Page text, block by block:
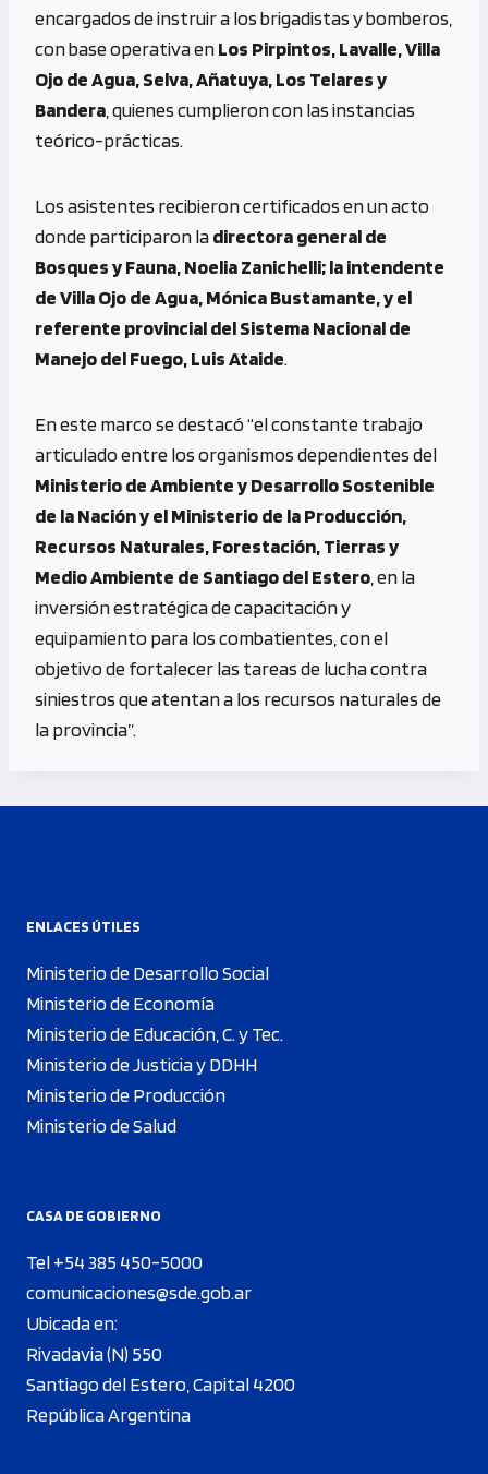
encargados de instruir a los brigadistas y bomberos,
con base operativa enLos Pirpintos, Lavalle, Villa
Ojo de Agua, Selva, Añatuya, Los Telares y
Bandera , quienes cumplieron con las instancias
teórico-prácticas.
Los asistentes recibieron certificados en un acto
donde participaron ladirectora general de
Bosques y Fauna, Noelia Zanichelli; la intendente
de Villa Ojo de Agua, Mónica Bustamante, y el
referente provincial del Sistema Nacional de
Manejo del Fuego, Luis Ataide.
En este marco se destacó “el constante trabajo
articulado entre los organismos dependientes del
Ministerio de Ambiente y Desarrollo Sostenible
de la Nación y el Ministerio de la Producción,
Recursos Naturales, Forestación, Tierras y
Medio Ambiente de Santiago del Estero , en la
inversión estratégica de capacitación y
equipamiento para los combatientes, con el
objetivo de fortalecer las tareas de lucha contra
siniestros que atentan a los recursos naturales de
la provincia”.
ENLACES ÚTILES
Ministerio de Desarrollo Social
Ministerio de Economía
Ministerio de Educación, C. y Tec.
Ministerio de Justicia y DDHH
Ministerio de Producción
Ministerio de Salud
CASA DE GOBIERNO
Tel +54 385 450-5000
comunicaciones@sde.gob.ar
Ubicada en:
Rivadavia (N) 550
Santiago del Estero, Capital 4200
República Argentina